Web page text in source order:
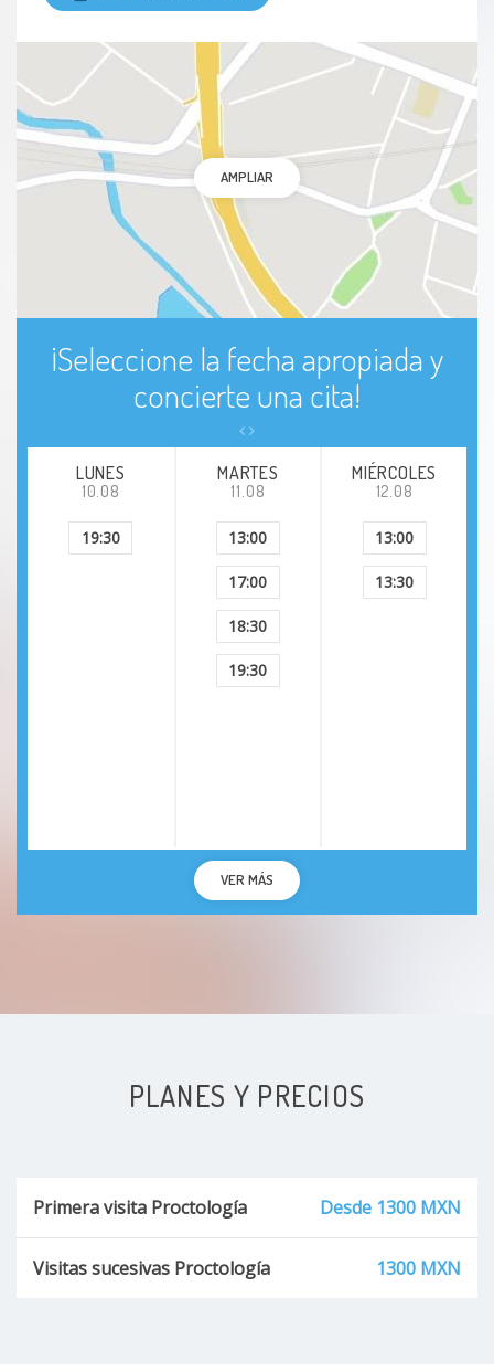
AMPLIAR
¡Seleccione la fecha apropiada y
concierte una cita!
LUNES
10.08
19:30
MARTES
11.08
13:00
17:00
18:30
19:30
MIÉRCOLES
12.08
13:00
13:30
VER MÁS
PLANES Y PRECIOS
Primera visita Proctología Desde 1300 MXN
Visitas sucesivas Proctología 1300 MXN